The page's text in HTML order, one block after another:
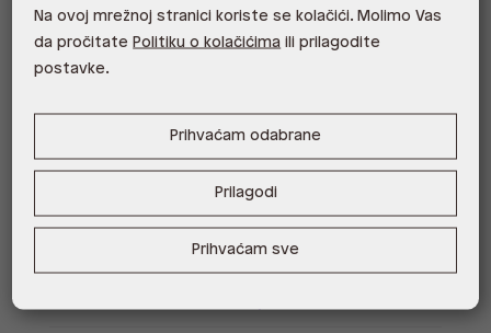
ALDO, City Center One East 10000
Zagreb
Na ovoj mrežnoj stranici koriste se kolačići. Molimo Vas
da pročitate Politiku o kolačićima ili prilagodite
postavke.
Prihvaćam odabrane
Prilagodi
Prihvaćam sve